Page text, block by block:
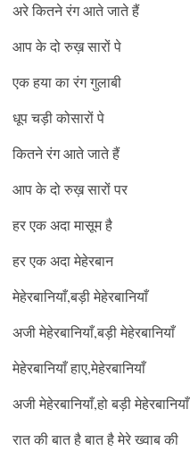
अरे कितने रंग आते जाते हैं
आप के दो रुख़ सारों पे
एक हया का रंग गुलाबी
धूप चड़ी कोसारों पे
कितने रंग आते जाते हैं
आप के दो रुख़ सारों पर
हर एक अदा मासूम है
हर एक अदा मेहेरबान
मेहेरबानियाँ,बड़ी मेहेरबानियाँ
अजी मेहेरबानियाँ,बड़ी मेहेरबानियाँ
मेहेरबानियाँ हाए,मेहेरबानियाँ
अजी मेहेरबानियाँ,हो बड़ी मेहेरबानियाँ
रात की बात है बात है मेरे ख्वाब की